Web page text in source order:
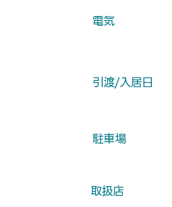
​電気
​引渡/入居日
​駐車場
​取扱店